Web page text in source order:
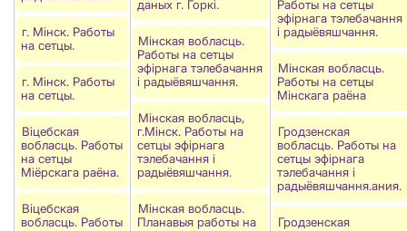
г. Мінск. Работы
на сетцы.
г. Мінск. Работы
на сетцы.
Віцебская
вобласць. Работы
на сетцы
Мiёрскага раёна.
Віцебская
вобласць. Работы
даных г. Горкi.
Мінская вобласць.
Работы на сетцы
эфірнага тэлебачання
і радыёвяшчання.
Мінская вобласць,
г.Мiнск. Работы на
сетцы эфірнага
тэлебачання і
радыёвяшчання.
Мiнская вобласць.
Планавыя работы на
Работы на сетцы
эфірнага тэлебачання
і радыёвяшчання.
Мінская вобласць.
Работы на сетцы
Мінскага раёна
Гродзенская
вобласць. Работы на
сетцы эфірнага
тэлебачання і
радыёвяшчання.ания.
Гродзенская